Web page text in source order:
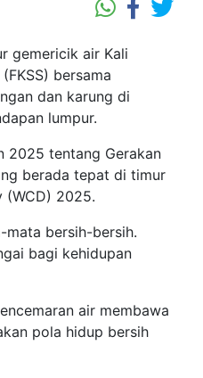
gemericik air Kali
bersama
dan karung di
lumpur.
2025 tentang Gerakan
berada tepat di timur
(WCD) 2025.
mata bersih-bersih.
bagi kehidupan
air membawa
pola hidup bersih